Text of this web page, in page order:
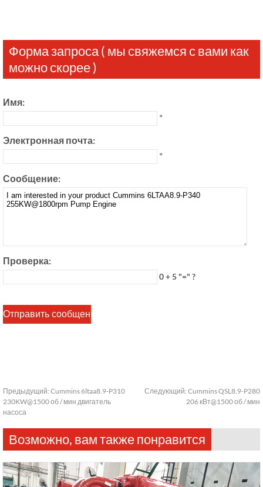
Форма запроса ( мы свяжемся с вами как
можно скорее )
Имя:
*
Электронная почта:
*
Сообщение:
Проверка:
0 + 5 "=" ?
Предыдущий: Cummins 6ltaa8.9-P310
230KW@1500 об / мин двигатель
насоса
Следующий: Cummins QSL8.9-P280
206 кВт@1500 об / мин
Возможно, вам также понравится